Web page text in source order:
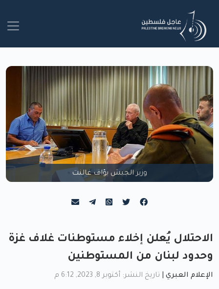
وزير الجيش يؤاف غالنت
الاحتلال يُعلن إخلاء مستوطنات غلاف غزة
وحدود لبنان من المستوطنين
الإعلام العبري تاريخ النشر: أكتوبر 8, 2023, 6:12 م